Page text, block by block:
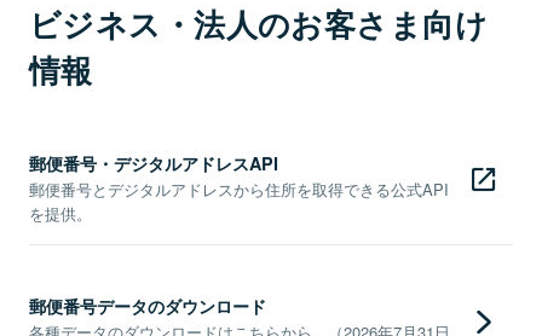
ビジネス・法人のお客さま向け
情報
郵便番号・デジタルアドレスAPI
郵便番号とデジタルアドレスから住所を取得できる公式API
を提供。
郵便番号データのダウンロード